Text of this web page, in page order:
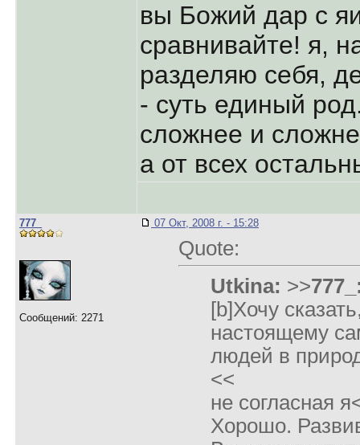
вы Божий дар с
сравнивайте! я,
разделяю себя,
- суть единый
сложнее и
а от всех
777_
Сообщений: 2271
07 Окт, 2008 г. - 15:28
Quote:
Utkina: >>
[b]Хочу
настоящему
людей в
<<
не согласная
Хорошо.